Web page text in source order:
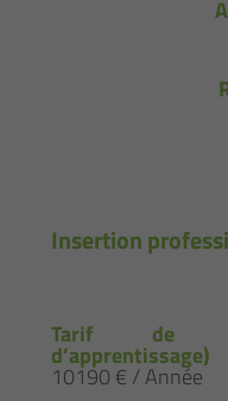
Insertion
Tarif de
d’apprentissage)
10190 € / Année